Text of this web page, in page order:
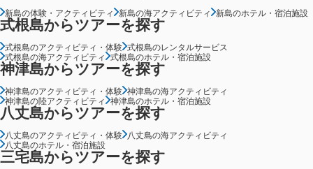
新島の体験・アクティビティ 新島の海アクティビティ 新島のホテル・宿泊施設
式根島からツアーを探す
式根島のアクティビティ・体験 式根島のレンタルサービス
式根島の海アクティビティ
式根島のホテル・宿泊施設
神津島からツアーを探す
神津島のアクティビティ・体験 神津島の海アクティビティ
神津島の陸アクティビティ
神津島のホテル・宿泊施設
八丈島からツアーを探す
八丈島のアクティビティ・体験 八丈島の海アクティビティ
八丈島のホテル・宿泊施設
三宅島からツアーを探す